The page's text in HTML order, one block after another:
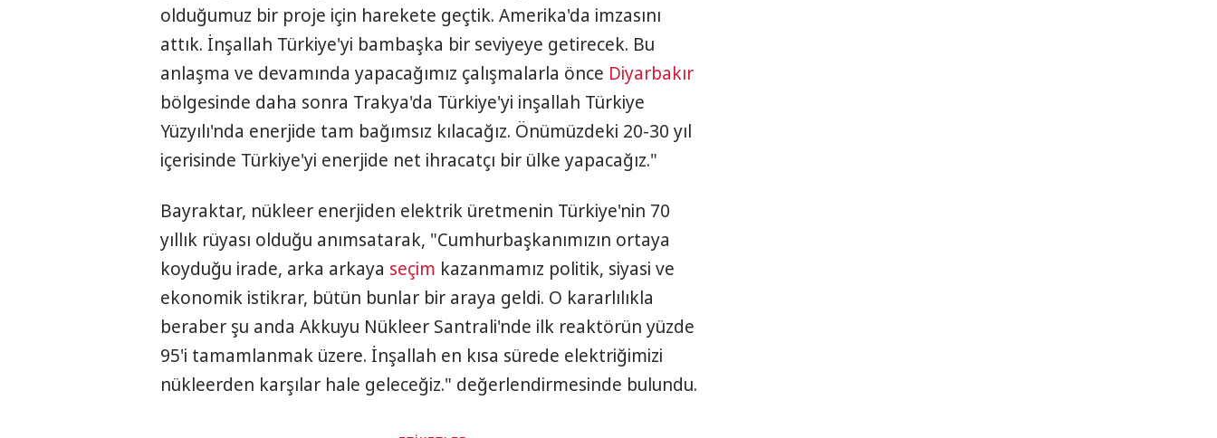
olduğumuz bir proje için harekete geçtik. Amerika'da imzasını
attık. İnşallah Türkiye'yi bambaşka bir seviyeye getirecek. Bu
anlaşma ve devamında yapacağımız çalışmalarla önce Diyarbakır
bölgesinde daha sonra Trakya'da Türkiye'yi inşallah Türkiye
Yüzyılı'nda enerjide tam bağımsız kılacağız. Önümüzdeki 20-30 yıl
içerisinde Türkiye'yi enerjide net ihracatçı bir ülke yapacağız."
Bayraktar, nükleer enerjiden elektrik üretmenin Türkiye'nin 70
yıllık rüyası olduğu anımsatarak, "Cumhurbaşkanımızın ortaya
koyduğu irade, arka arkaya seçim kazanmamız politik, siyasi ve
ekonomik istikrar, bütün bunlar bir araya geldi. O kararlılıkla
beraber şu anda Akkuyu Nükleer Santrali'nde ilk reaktörün yüzde
95'i tamamlanmak üzere. İnşallah en kısa sürede elektriğimizi
nükleerden karşılar hale geleceğiz." değerlendirmesinde bulundu.